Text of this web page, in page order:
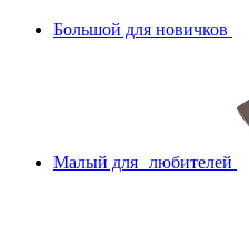
Большой для новичков
Малый для любителей